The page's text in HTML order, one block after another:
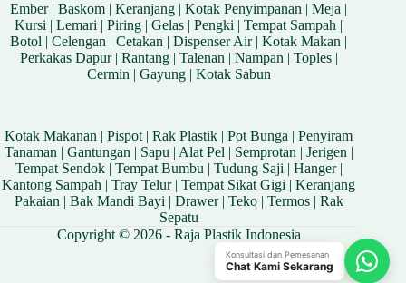
Ember|Baskom |Keranjang |Kotak Penyimpanan |Meja |
Kursi |Lemari |Piring |Gelas |Pengki |Tempat Sampah |
Botol |Celengan |Cetakan |Dispenser Air|Kotak Makan |
Perkakas Dapur| Rantang| Talenan| Nampan| Toples|
Cermin| Gayung| Kotak Sabun
Kotak Makanan |Pispot|Rak Plastik |Pot Bunga |Penyiram
Tanaman| Gantungan| Sapu| Alat Pel| Semprotan| Jerigen|
Tempat Sendok| Tempat Bumbu| Tudung Saji| Hanger|
Kantong Sampah |Tray Telur|Tempat Sikat Gigi |Keranjang
Pakaian| Bak Mandi Bayi| Drawer| Teko| Termos| Rak
Sepatu
Copyright © 2026 - Raja Plastik Indonesia
Konsultasi dan Pemesanan
Chat Kami Sekarang